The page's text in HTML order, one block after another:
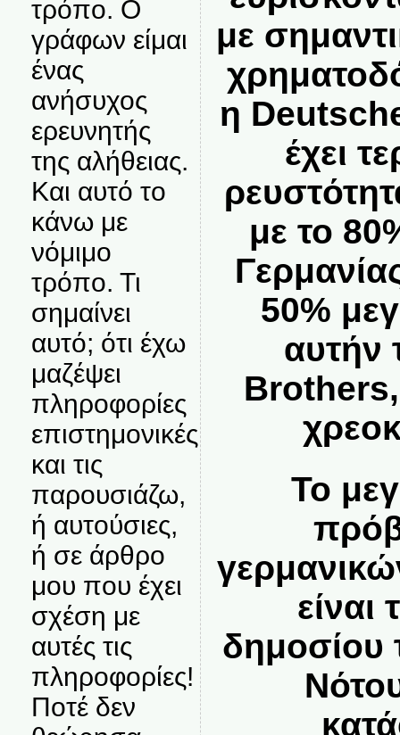
τρόπο. Ο
γράφων είμαι
ένας
ανήσυχος
ερευνητής
της αλήθειας.
Και αυτό το
κάνω με
νόμιμο
τρόπο. Τι
σημαίνει
αυτό; ότι έχω
μαζέψει
πληροφορίες
επιστημονικές
και τις
παρουσιάζω,
ή αυτούσιες,
ή σε άρθρο
μου που έχει
σχέση με
αυτές τις
πληροφορίες!
Ποτέ δεν
με
η
έχει
με το
50%
αυτήν
Brothers,
Το